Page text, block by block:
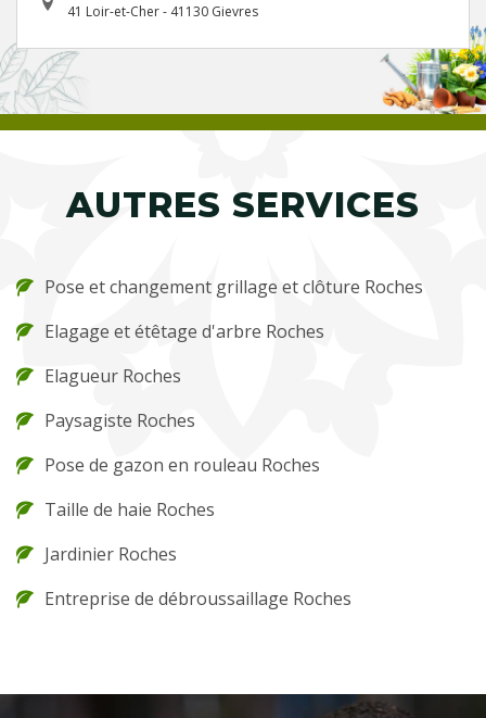
41 Loir-et-Cher - 41130 Gievres
AUTRES SERVICES
Pose et changement grillage et clôture Roches
Elagage et étêtage d'arbre Roches
Elagueur Roches
Paysagiste Roches
Pose de gazon en rouleau Roches
Taille de haie Roches
Jardinier Roches
Entreprise de débroussaillage Roches